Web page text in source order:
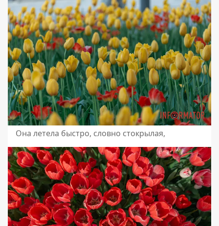
Она летела быстро, словно стокрылая,